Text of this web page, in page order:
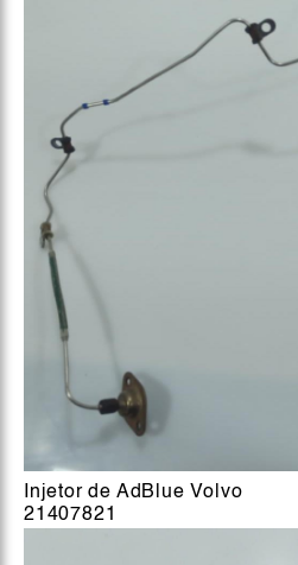
Injetor de AdBlue Volvo
21407821